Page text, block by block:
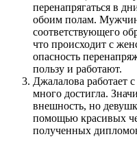
перенапрягаться в
обоим полам.
соответствующего
что происходит с
опасность
пользу и работают.
Джалалова работает
много достигла.
внешность, но
помощью красивых
полученных